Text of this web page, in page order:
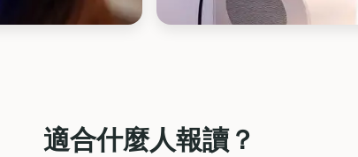
適合什麼人報讀？